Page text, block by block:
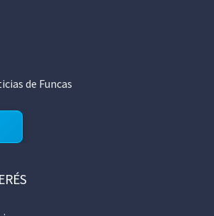
de Funcas